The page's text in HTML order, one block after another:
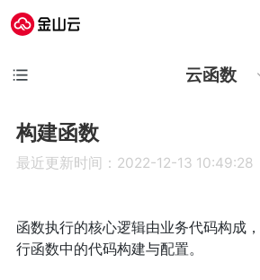
云函数
构建函数
最近更新时间：2022-12-13 10:49:28
函数执行的核心逻辑由业务代码构成
行函数中的代码构建与配置。